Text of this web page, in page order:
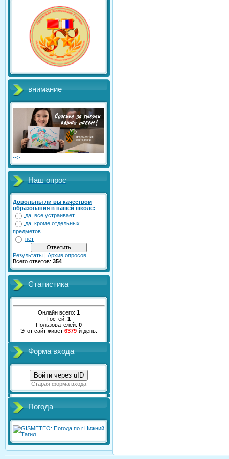
внимание
-->
Наш опрос
Довольны ли вы качеством
образования в нашей школе:
да, все устраивает
да, кроме отдельных
предметов
нет
Результаты | Архив опросов
Всего ответов: 354
Статистика
Онлайн всего: 1
Гостей: 1
Пользователей: 0
Этот сайт живет 6379-й день.
Форма входа
Войти через uID
Старая форма входа
Погода